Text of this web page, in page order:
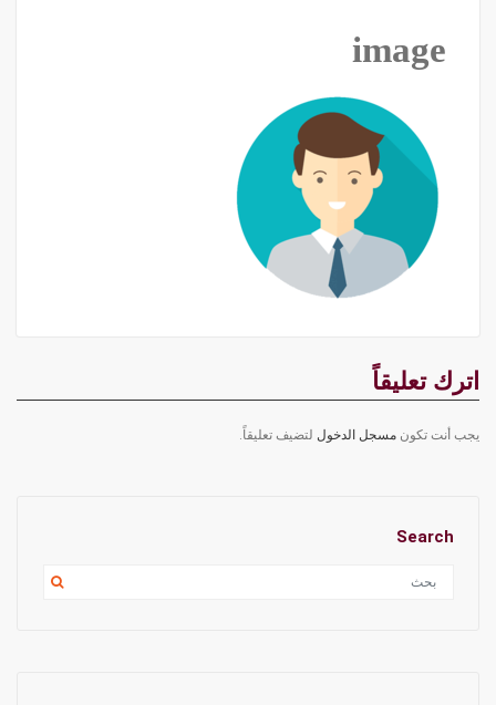
image
اترك تعليقاً
يجب أنت تكون مسجل الدخول لتضيف تعليقاً.
Search